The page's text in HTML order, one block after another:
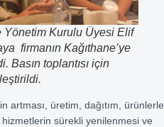
Yönetim Kurulu Üyesi Elif
firmanın Kağıthane’ye
Basın toplantısı için
.
artması, üretim, dağıtım, ürünlerle
sürekli yenilenmesi ve